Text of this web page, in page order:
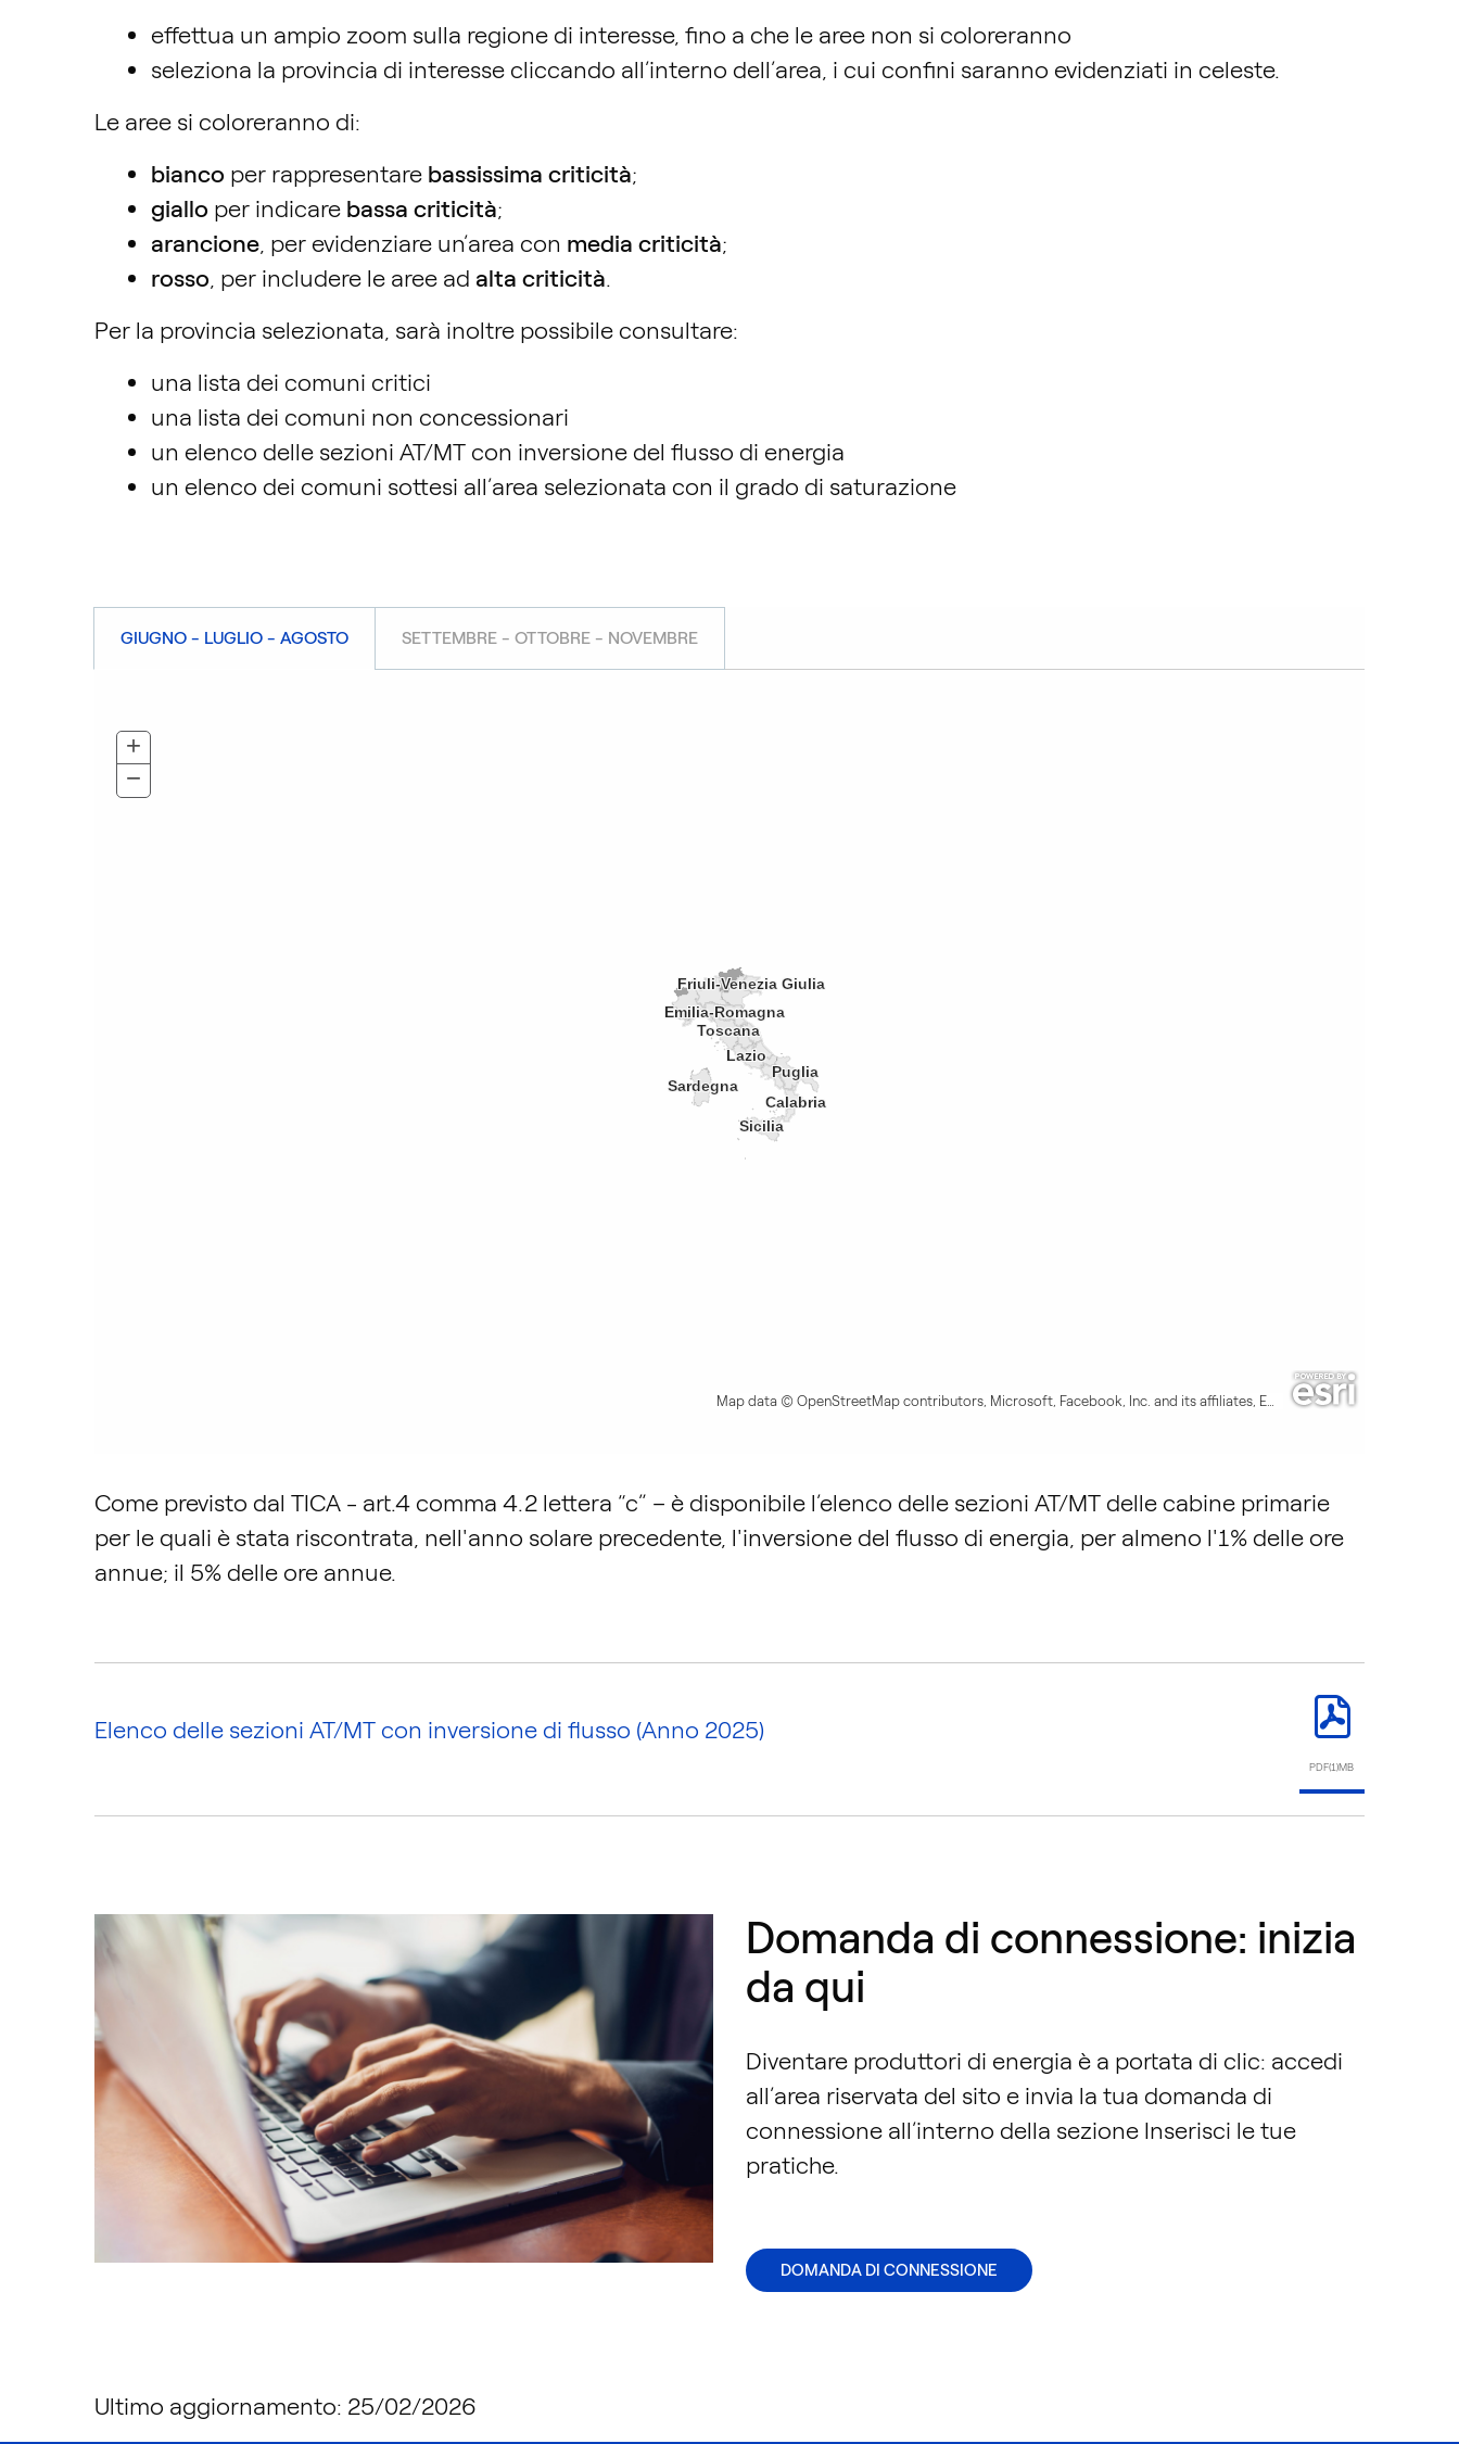
effettua un ampio zoom sulla regione di interesse, fino a che le aree non si coloreranno
seleziona la provincia di interesse cliccando all’interno dell’area, i cui confini saranno evidenziati in celeste.
Le aree si coloreranno di:
bianco per rappresentare bassissima criticità;
giallo per indicare bassa criticità;
arancione, per evidenziare un’area con media criticità;
rosso, per includere le aree ad alta criticità.
Per la provincia selezionata, sarà inoltre possibile consultare:
una lista dei comuni critici
una lista dei comuni non concessionari
un elenco delle sezioni AT/MT con inversione del flusso di energia
un elenco dei comuni sottesi all’area selezionata con il grado di saturazione
GIUGNO - LUGLIO - AGOSTO SETTEMBRE - OTTOBRE - NOVEMBRE
Calabria
Sicilia
Emilia-Romagna
Puglia
Friuli-Venezia Giulia
Toscana
Lazio
Sardegna
Map data © OpenStreetMap contributors, Microsoft, Facebook, Inc. and its affiliates, Esri Community Maps contributors, Map layer by Esri
+
In
−
Out
Come previsto dal TICA - art.4 comma 4.2 lettera “c” – è disponibile l’elenco delle sezioni AT/MT delle cabine primarie
per le quali è stata riscontrata, nell'anno solare precedente, l'inversione del flusso di energia, per almeno l'1% delle ore
annue; il 5% delle ore annue.
Elenco delle sezioni AT/MT con inversione di flusso​​ (Anno 2025)
PDF(1)MB
Domanda di connessione: inizia
da qui
Diventare produttori di energia è a portata di clic: accedi
all’area riservata del sito e invia la tua domanda di
connessione all’interno della sezione Inserisci le tue
pratiche.
DOMANDA DI CONNESSIONE
Ultimo aggiornamento: 25/02/2026